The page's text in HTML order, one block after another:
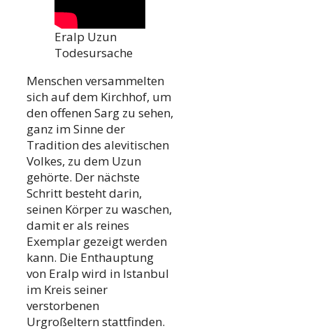
Eralp Uzun
Todesursache
Menschen versammelten
sich auf dem Kirchhof, um
den offenen Sarg zu sehen,
ganz im Sinne der
Tradition des alevitischen
Volkes, zu dem Uzun
gehörte. Der nächste
Schritt besteht darin,
seinen Körper zu waschen,
damit er als reines
Exemplar gezeigt werden
kann. Die Enthauptung
von Eralp wird in Istanbul
im Kreis seiner
verstorbenen
Urgroßeltern stattfinden.